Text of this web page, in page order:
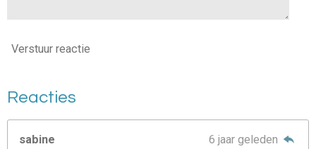
Verstuur reactie
Reacties
sabine
6 jaar geleden